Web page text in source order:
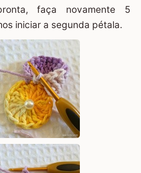
faça novamente 5
iniciar a segunda pétala.